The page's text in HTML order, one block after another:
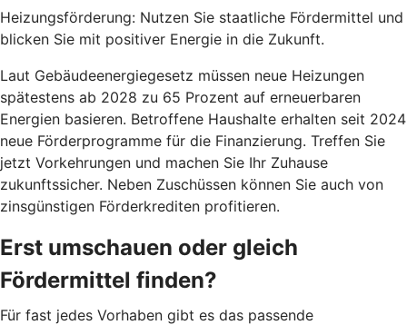
Heizungsförderung: Nutzen Sie staatliche Fördermittel und
blicken Sie mit positiver Energie in die Zukunft.
Laut Gebäudeenergiegesetz müssen neue Heizungen
spätestens ab 2028 zu 65 Prozent auf erneuerbaren
Energien basieren. Betroffene Haushalte erhalten seit 2024
neue Förderprogramme für die Finanzierung. Treffen Sie
jetzt Vorkehrungen und machen Sie Ihr Zuhause
zukunftssicher. Neben Zuschüssen können Sie auch von
zinsgünstigen Förderkrediten profitieren.
Erst umschauen oder gleich
Fördermittel finden?
Für fast jedes Vorhaben gibt es das passende